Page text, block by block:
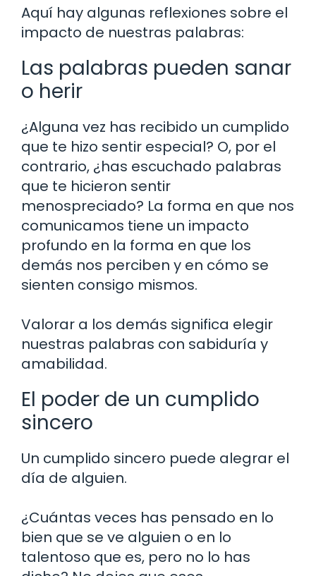
Aquí hay algunas reflexiones sobre el
impacto de nuestras palabras:
Las palabras pueden sanar
o herir
¿Alguna vez has recibido un cumplido
que te hizo sentir especial? O, por el
contrario, ¿has escuchado palabras
que te hicieron sentir
menospreciado? La forma en que nos
comunicamos tiene un impacto
profundo en la forma en que los
demás nos perciben y en cómo se
sienten consigo mismos.
Valorar a los demás significa elegir
nuestras palabras con sabiduría y
amabilidad.
El poder de un cumplido
sincero
Un cumplido sincero puede alegrar el
día de alguien.
¿Cuántas veces has pensado en lo
bien que se ve alguien o en lo
talentoso que es, pero no lo has